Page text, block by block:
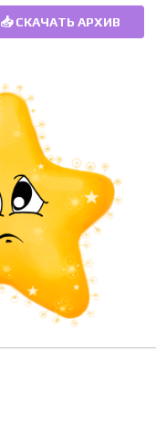
📥 СКАЧАТЬ АРХИВ